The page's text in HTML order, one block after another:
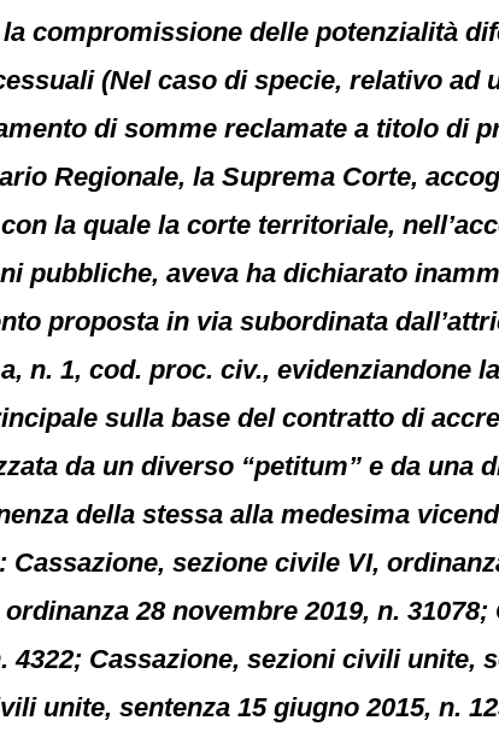
compromissione delle potenzialità
(Nel caso di specie, relativo ad
di somme reclamate a titolo di
Regionale, la Suprema Corte,
la quale la corte territoriale,
pubbliche, aveva ha dichiarato
proposta in via subordinata
n. 1, cod. proc. civ., evidenziandone
sulla base del contratto di
da un diverso “petitum” e da una
della stessa alla medesima
sezione civile VI,
28 novembre 2019, n.
4322; Cassazione, sezioni civili unite,
unite, sentenza 15 giugno 2015, n.